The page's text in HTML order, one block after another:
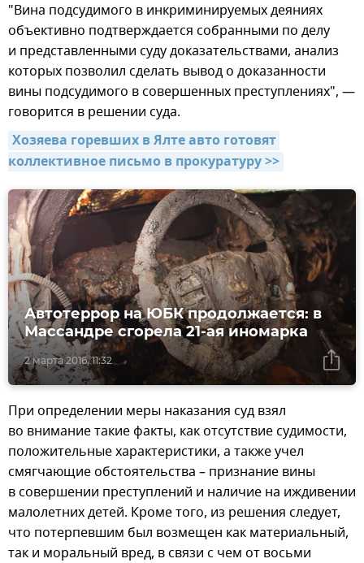
"Вина подсудимого в инкриминируемых деяниях
объективно подтверждается собранными по делу
и представленными суду доказательствами, анализ
которых позволил сделать вывод о доказанности
вины подсудимого в совершенных преступлениях", —
говорится в решении суда.
Хозяева горевших в Ялте авто готовят
коллективное письмо в прокуратуру >>
2 марта 2016, 11:32
Автотеррор на ЮБК продолжается: в
Массандре сгорела 21-ая иномарка
При определении меры наказания суд взял
во внимание такие факты, как отсутствие судимости,
положительные характеристики, а также учел
смягчающие обстоятельства – признание вины
в совершении преступлений и наличие на иждивении
малолетних детей. Кроме того, из решения следует,
что потерпевшим был возмещен как материальный,
так и моральный вред, в связи с чем от восьми